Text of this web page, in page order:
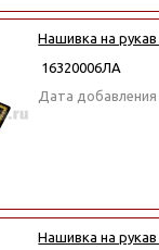
Нашивка на
16320006ЛА
Дата добавления
Нашивка на